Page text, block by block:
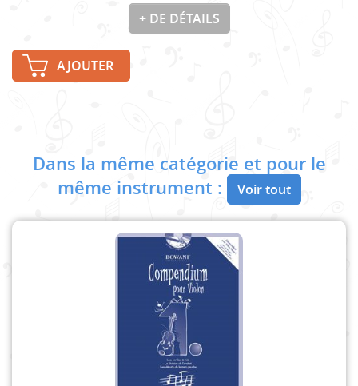
+ DE DÉTAILS
AJOUTER
Dans la même catégorie et pour le
même instrument :
Voir tout